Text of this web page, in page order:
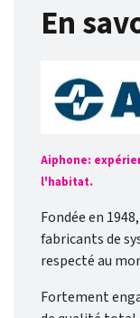
En
Aiphone:
l'habitat.
Fondée en
fabricants de
respecté au
Fortement